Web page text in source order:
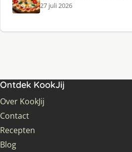
27 juli 2026
Ontdek KookJij
Over KookJij
Contact
Recepten
Blog